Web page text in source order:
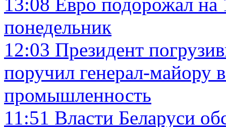
понедельник
12:03 Президент
поручил генерал-майору
промышленность
11:51 Власти Беларуси